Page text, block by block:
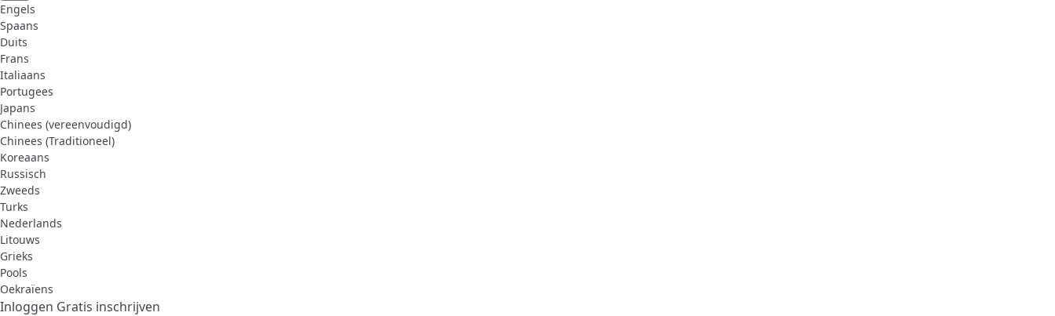
Engels
Spaans
Duits
Frans
Italiaans
Portugees
Japans
Chinees (vereenvoudigd)
Chinees (Traditioneel)
Koreaans
Russisch
Zweeds
Turks
Nederlands
Litouws
Grieks
Pools
Oekraïens
Inloggen Gratis inschrijven